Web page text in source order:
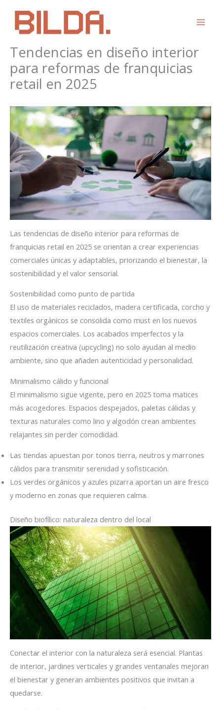
contenido
Tendencias en diseño interior
para reformas de franquicias
retail en 2025
Las tendencias de diseño interior para reformas de
franquicias retail en 2025 se orientan a crear experiencias
comerciales únicas y adaptables, priorizando el bienestar, la
sostenibilidad y el valor sensorial.
Sostenibilidad como punto de partida
El uso de materiales reciclados, madera certificada, corcho y
textiles orgánicos se consolida como must en los nuevos
espacios comerciales. Los acabados imperfectos y la
reutilización creativa (upcycling) no solo ayudan al medio
ambiente, sino que añaden autenticidad y personalidad.
Minimalismo cálido y funcional
El minimalismo sigue vigente, pero en 2025 toma matices
más acogedores. Espacios despejados, paletas cálidas y
texturas naturales como lino y algodón crean ambientes
relajantes sin perder comodidad.
Las tiendas apuestan por tonos tierra, neutros y marrones
cálidos para transmitir serenidad y sofisticación.
Los verdes orgánicos y azules pizarra aportan un aire fresco
y moderno en zonas que requieren calma.
Diseño biofílico: naturaleza dentro del local
Conectar el interior con la naturaleza será esencial. Plantas
de interior, jardines verticales y grandes ventanales mejoran
el bienestar y generan ambientes positivos que invitan a
quedarse.